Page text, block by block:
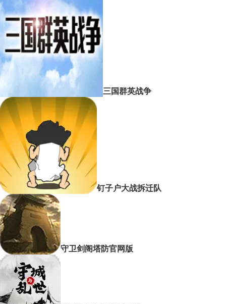
三国群英战争
钉子户大战拆迁队
守卫剑阁塔防官网版